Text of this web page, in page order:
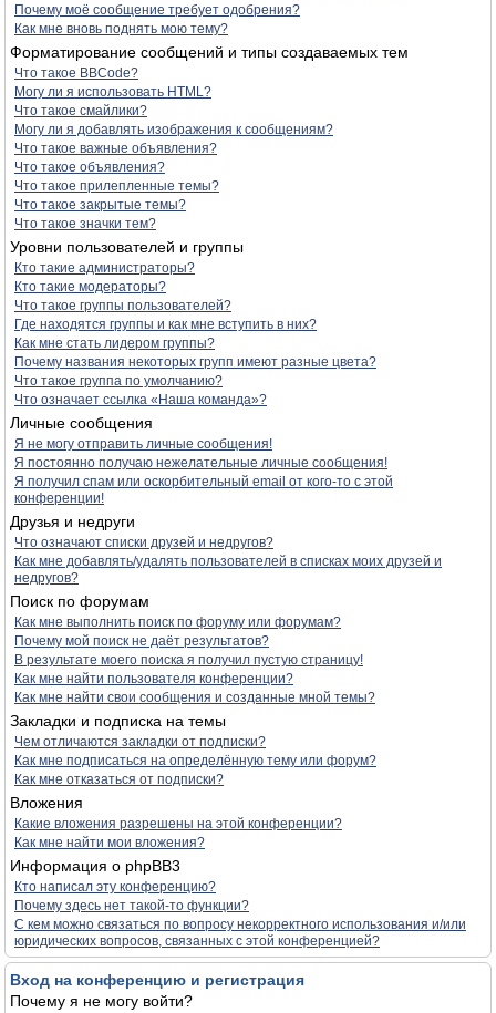
Почему моё сообщение требует одобрения?
Как мне вновь поднять мою тему?
Форматирование сообщений и типы создаваемых тем
Что такое BBCode?
Могу ли я использовать HTML?
Что такое смайлики?
Могу ли я добавлять изображения к сообщениям?
Что такое важные объявления?
Что такое объявления?
Что такое прилепленные темы?
Что такое закрытые темы?
Что такое значки тем?
Уровни пользователей и группы
Кто такие администраторы?
Кто такие модераторы?
Что такое группы пользователей?
Где находятся группы и как мне вступить в них?
Как мне стать лидером группы?
Почему названия некоторых групп имеют разные цвета?
Что такое группа по умолчанию?
Что означает ссылка «Наша команда»?
Личные сообщения
Я не могу отправить личные сообщения!
Я постоянно получаю нежелательные личные сообщения!
Я получил спам или оскорбительный email от кого-то с этой
конференции!
Друзья и недруги
Что означают списки друзей и недругов?
Как мне добавлять/удалять пользователей в списках моих друзей и
недругов?
Поиск по форумам
Как мне выполнить поиск по форуму или форумам?
Почему мой поиск не даёт результатов?
В результате моего поиска я получил пустую страницу!
Как мне найти пользователя конференции?
Как мне найти свои сообщения и созданные мной темы?
Закладки и подписка на темы
Чем отличаются закладки от подписки?
Как мне подписаться на определённую тему или форум?
Как мне отказаться от подписки?
Вложения
Какие вложения разрешены на этой конференции?
Как мне найти мои вложения?
Информация о phpBB3
Кто написал эту конференцию?
Почему здесь нет такой-то функции?
С кем можно связаться по вопросу некорректного использования и/или
юридических вопросов, связанных с этой конференцией?
Вход на конференцию и регистрация
Почему я не могу войти?